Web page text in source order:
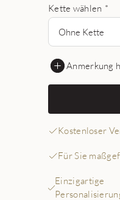
Kette wählen *
Ohne Kette
Anmerkung
Kostenloser
Für Sie
Einzigartige